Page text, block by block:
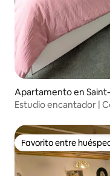
Apartamento en
Estudio encantador |
Favorito entre
Favorito entre